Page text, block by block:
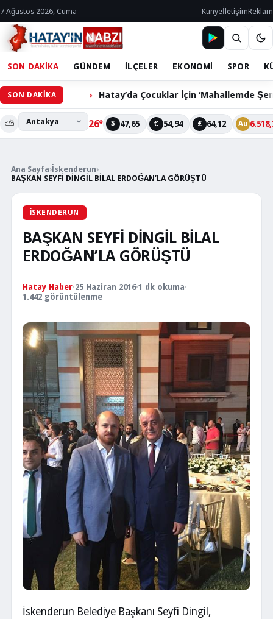
7 Ağustos 2026, Cuma KünyeİletişimReklam
SON DAKİKA GÜNDEM İLÇELER EKONOMİ SPOR
SON DAKİKAHatay’da Çocuklar İçin ‘Mahallemde Şenlik Var’
⛅ 26° $ 47,65 € 54,94 £ 64,12 Au
Ana Sayfa› İskenderun›
BAŞKAN SEYFİ DİNGİL BİLAL ERDOĞAN’LA GÖRÜŞTÜ
İSKENDERUN
BAŞKAN SEYFİ DİNGİL BİLAL
ERDOĞAN’LA GÖRÜŞTÜ
Hatay Haber·25 Haziran 2016·1 dk okuma·
1.442 görüntülenme
İskenderun Belediye Başkanı Seyfi Dingil,